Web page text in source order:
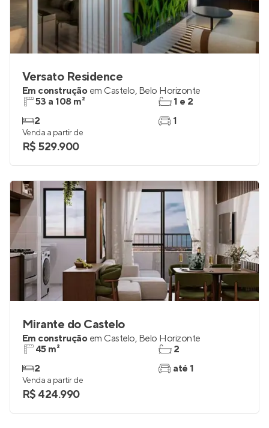
Versato Residence
Em construção em Castelo, Belo Horizonte
53 a 108 m²
2
1 e 2
1
Venda a partir de
R$ 529.900
Mirante do Castelo
Em construção em Castelo, Belo Horizonte
45 m²
2
2
até 1
Venda a partir de
R$ 424.990